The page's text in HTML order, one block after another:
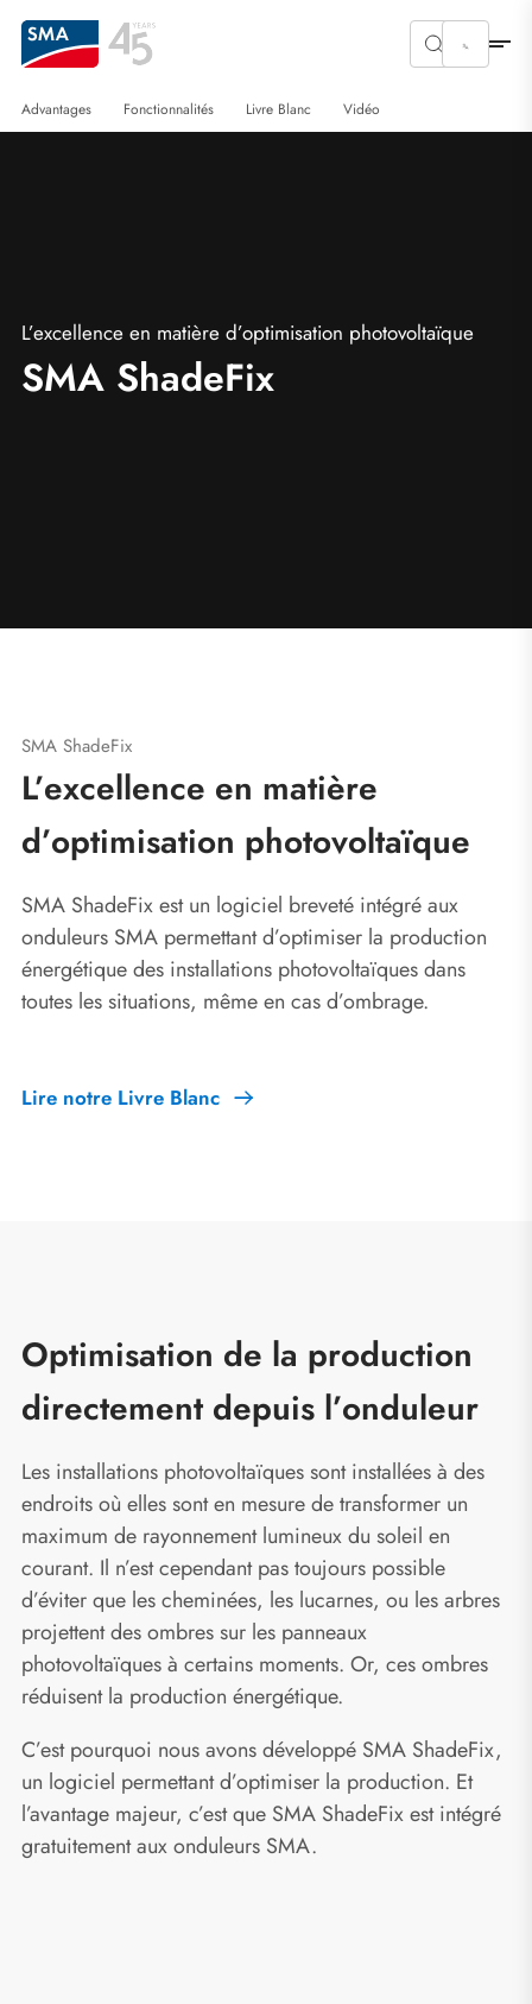
Advantages Fonctionnalités Livre Blanc Vidéo
L’excellence en matière d’optimisation photovoltaïque
SMA ShadeFix
SMA ShadeFix
L’excellence en matière
d’optimisation photovoltaïque
SMA ShadeFix est un logiciel breveté intégré aux
onduleurs SMA permettant d’optimiser la production
énergétique des installations photovoltaïques dans
toutes les situations, même en cas d’ombrage.
Lire notre Livre Blanc
Optimisation de la production
directement depuis l’onduleur
Les installations photovoltaïques sont installées à des
endroits où elles sont en mesure de transformer un
maximum de rayonnement lumineux du soleil en
courant. Il n’est cependant pas toujours possible
d’éviter que les cheminées, les lucarnes, ou les arbres
projettent des ombres sur les panneaux
photovoltaïques à certains moments. Or, ces ombres
réduisent la production énergétique.
C’est pourquoi nous avons développé SMA ShadeFix,
un logiciel permettant d’optimiser la production. Et
l’avantage majeur, c’est que SMA ShadeFix est intégré
gratuitement aux onduleurs SMA.